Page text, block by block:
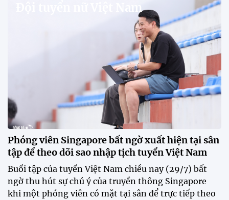
Đội tuyển nữ Việt Nam
Phóng viên Singapore bất ngờ xuất hiện tại sân
tập để theo dõi sao nhập tịch tuyển Việt Nam
Buổi tập của tuyển Việt Nam chiều nay (29/7) bất
ngờ thu hút sự chú ý của truyền thông Singapore
khi một phóng viên có mặt tại sân để trực tiếp theo